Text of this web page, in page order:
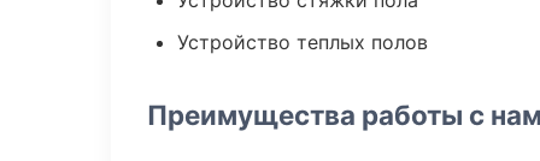
Устройство теплых полов
Преимущества работы с